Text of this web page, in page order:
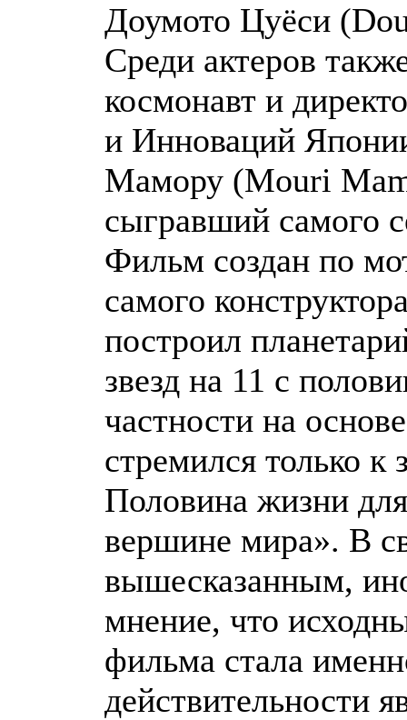
Доумото Цуёси
Среди актеров
космонавт и
и Инноваций
Мамору (Mouri
сыгравший самого
Фильм создан по
самого
построил
звезд на 11 с
частности на
стремился только к
Половина жизни
вершине мира». В
вышесказанным,
мнение, что
фильма стала
действительности